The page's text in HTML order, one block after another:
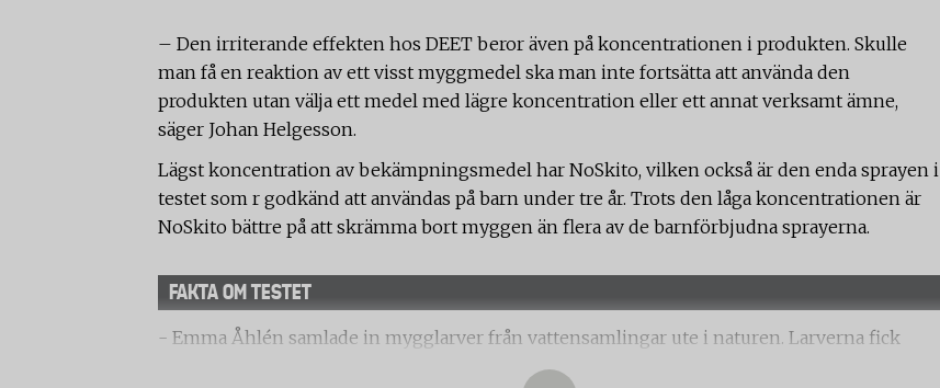
– Den irriterande effekten hos DEET beror även på koncentrationen i produkten. Skulle
man få en reaktion av ett visst myggmedel ska man inte fortsätta att använda den
produkten utan välja ett medel med lägre koncentration eller ett annat verksamt ämne,
säger Johan Helgesson.
Lägst koncentration av bekämpningsmedel har NoSkito, vilken också är den enda sprayen i
testet som r godkänd att användas på barn under tre år. Trots den låga koncentrationen är
NoSkito bättre på att skrämma bort myggen än flera av de barnförbjudna sprayerna.
FAKTA OM TESTET
- Emma Åhlén samlade in mygglarver från vattensamlingar ute i naturen. Larverna fick